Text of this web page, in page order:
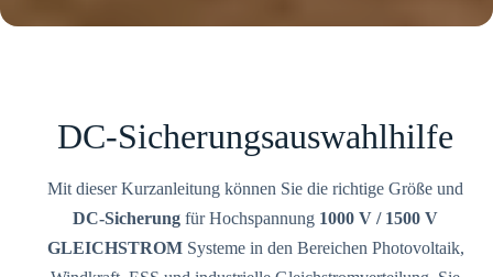
DC-Sicherungsauswahlhilfe
Mit dieser Kurzanleitung können Sie die richtige Größe und
DC-Sicherung für Hochspannung 1000 V / 1500 V
GLEICHSTROMSysteme in den Bereichen Photovoltaik,